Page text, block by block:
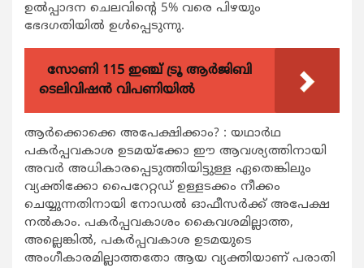
ഉൽപ്പാദന ചെലവിന്റെ 5% വരെ പിഴയും
ഭേദഗതിയിൽ ഉൾപ്പെടുന്നു.
സോണി 115 ഇഞ്ച് ട്രൂ ആർജിബി
ടെലിവിഷൻ വിപണിയിൽ
ആർക്കൊക്കെ അപേക്ഷിക്കാം? : യഥാർഥ
പകർപ്പവകാശ ഉടമയ്‌ക്കോ ഈ ആവശ്യത്തിനായി
അവർ അധികാരപ്പെടുത്തിയിട്ടുള്ള ഏതെങ്കിലും
വ്യക്തിക്കോ പൈറേറ്റഡ് ഉള്ളടക്കം നീക്കം
ചെയ്യുന്നതിനായി നോഡൽ ഓഫീസർക്ക് അപേക്ഷ
നൽകാം. പകർപ്പവകാശം കൈവശമില്ലാത്ത,
അല്ലെങ്കിൽ, പകർപ്പവകാശ ഉടമയുടെ
അംഗീകാരമില്ലാത്തതോ ആയ വ്യക്തിയാണ് പരാതി